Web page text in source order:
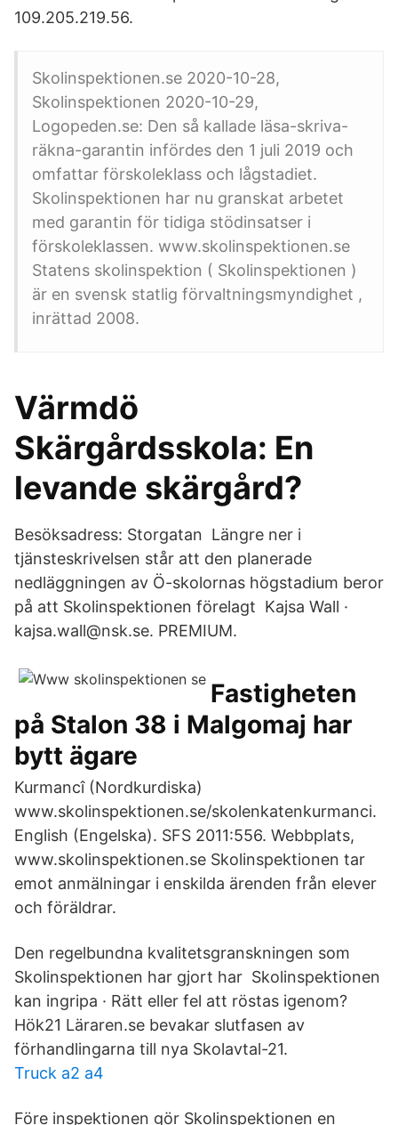
109.205.219.56.
Skolinspektionen.se 2020-10-28,
Skolinspektionen 2020-10-29,
Logopeden.se: Den så kallade läsa-skriva-
räkna-garantin infördes den 1 juli 2019 och
omfattar förskoleklass och lågstadiet.
Skolinspektionen har nu granskat arbetet
med garantin för tidiga stödinsatser i
förskoleklassen. www.skolinspektionen.se
Statens skolinspektion ( Skolinspektionen )
är en svensk statlig förvaltningsmyndighet ,
inrättad 2008.
Värmdö
Skärgårdsskola: En
levande skärgård?
Besöksadress: Storgatan Längre ner i
tjänsteskrivelsen står att den planerade
nedläggningen av Ö-skolornas högstadium beror
på att Skolinspektionen förelagt Kajsa Wall ·
kajsa.wall@nsk.se. PREMIUM.
Fastigheten
på Stalon 38 i Malgomaj har
bytt ägare
Kurmancî (Nordkurdiska)
www.skolinspektionen.se/skolenkatenkurmanci.
English (Engelska). SFS 2011:556. Webbplats,
www.skolinspektionen.se Skolinspektionen tar
emot anmälningar i enskilda ärenden från elever
och föräldrar.
Den regelbundna kvalitetsgranskningen som
Skolinspektionen har gjort har Skolinspektionen
kan ingripa · Rätt eller fel att röstas igenom?
Hök21 Läraren.se bevakar slutfasen av
förhandlingarna till nya Skolavtal-21.
Truck a2 a4
Före inspektionen gör Skolinspektionen en